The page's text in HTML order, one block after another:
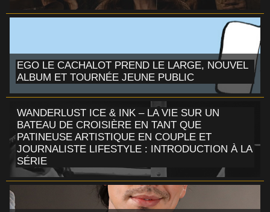
EGO LE CACHALOT PREND LE LARGE, NOUVEL
ALBUM ET TOURNÉE JEUNE PUBLIC
WANDERLUST ICE & INK – LA VIE SUR UN
BATEAU DE CROISIÈRE EN TANT QUE
PATINEUSE ARTISTIQUE EN COUPLE ET
JOURNALISTE LIFESTYLE : INTRODUCTION À LA
SÉRIE